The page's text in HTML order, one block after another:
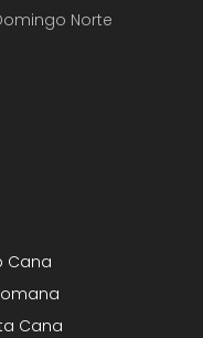
Norte
Cana
Cana